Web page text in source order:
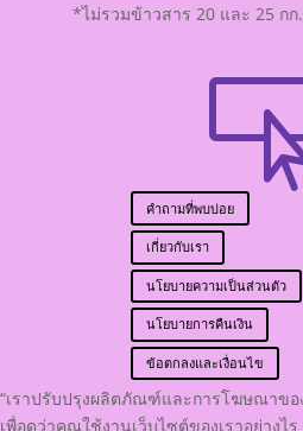
*ไม่รวมข้าวสาร 20 และ 25 กก
คำถามที่พบบ่อย
เกี่ยวกับเรา
นโยบายความเป็นส่วนตัว
นโยบายการคืนเงิน
ข้อตกลงและเงื่อนไข
“เราปรับปรุงผลิตภัณฑ์และการโฆษณาขอ
เพื่อดูว่าคุณใช้งานเว็บไซต์ของเราอย่างไ